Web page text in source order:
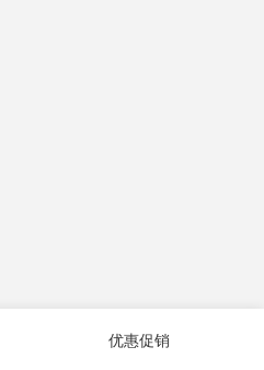
优惠促销